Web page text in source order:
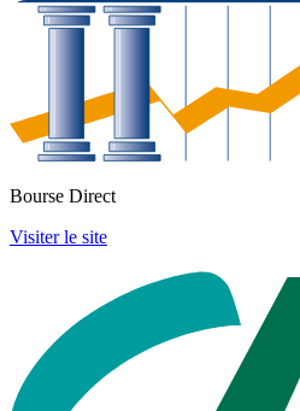
Bourse Direct
Visiter le site